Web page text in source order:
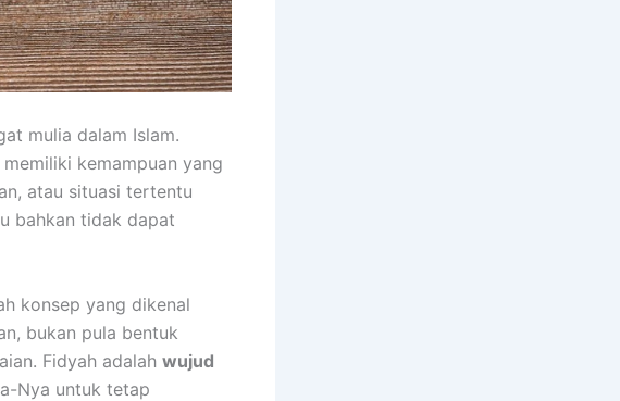
mulia dalam Islam.
kemampuan yang
atau situasi tertentu
bahkan tidak dapat
konsep yang dikenal
bukan pula bentuk
Fidyah adalah wujud
Nya untuk tetap